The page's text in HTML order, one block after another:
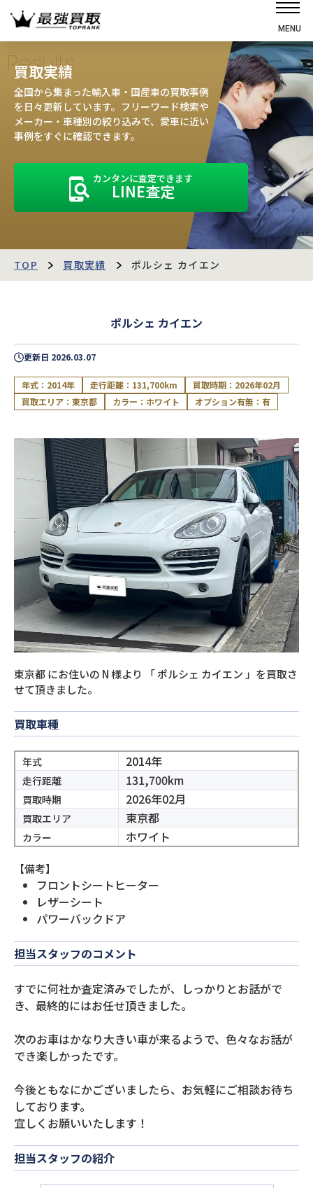
MENU
選ばれる理由
高価買取の仕組み
売却の流れ
お客様の声
運営会社
最強買取マガジン
閉じる
Results
買取実績
全国から集まった輸入車・国産車の買取事例
を日々更新しています。フリーワード検索や
メーカー・車種別の絞り込みで、愛車に近い
事例をすぐに確認できます。
カンタンに査定できます
LINE査定
TOP 買取実績 ポルシェ カイエン
ポルシェ カイエン
更新日 2026.03.07
年式：2014年 走行距離：131,700km
買取時期：2026年02月
買取エリア：東京都
カラー：ホワイト オプション有無：有
東京都にお住いの N様より 「ポルシェ カイエン 」を買取さ
せて頂きました。
買取車種
年式 2014年
走行距離 131,700km
買取時期 2026年02月
買取エリア 東京都
カラー ホワイト
【備考】
フロントシートヒーター
レザーシート
パワーバックドア
担当スタッフのコメント
すでに何社か査定済みでしたが、しっかりとお話がで
き、最終的にはお任せ頂きました。
次のお車はかなり大きい車が来るようで、色々なお話が
でき楽しかったです。
今後ともなにかございましたら、お気軽にご相談お待ち
しております。
宜しくお願いいたします！
担当スタッフの紹介